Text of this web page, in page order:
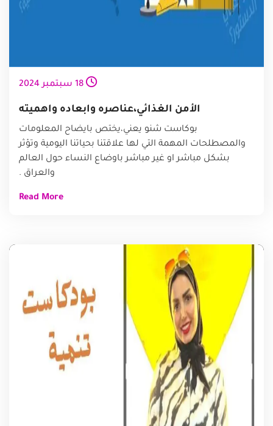
18 سبتمبر 2024
الأمن الغذائي،عناصره وابعاده واهميته
بوكاست شنو يعني،يختص بايضاح المعلومات
والمصطلحات المهمة التي لها علاقتنا بحياتنا اليومية وتؤثر
بشكل مباشر او غير مباشر باوضاع النساء حول العالم
والعراق .
Read More